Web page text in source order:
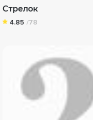
Стрелок
4.85 /78